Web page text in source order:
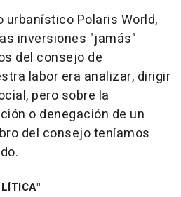
urbanístico Polaris World,
inversiones "jamás"
del consejo de
labor era analizar, dirigir
pero sobre la
o denegación de un
del consejo teníamos